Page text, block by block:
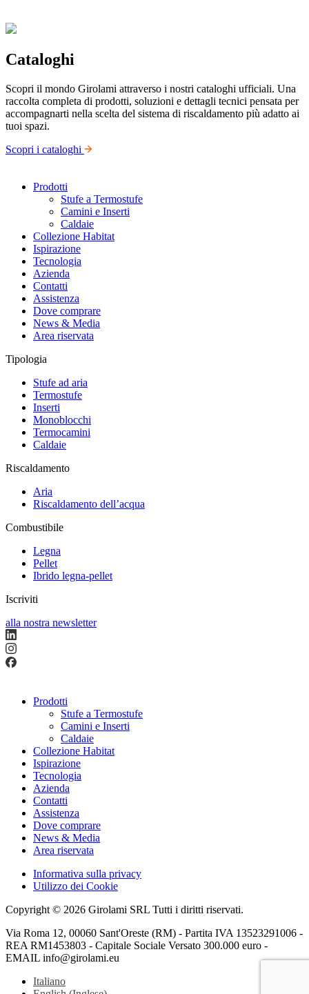
Cataloghi
Scopri il mondo Girolami attraverso i nostri cataloghi ufficiali. Una
raccolta completa di prodotti, soluzioni e dettagli tecnici pensata per
accompagnarti nella scelta del sistema di riscaldamento più adatto ai
tuoi spazi.
Scopri i cataloghi
Prodotti
Stufe a Termostufe
Camini e Inserti
Caldaie
Collezione Habitat
Ispirazione
Tecnologia
Azienda
Contatti
Assistenza
Dove comprare
News & Media
Area riservata
Tipologia
Stufe ad aria
Termostufe
Inserti
Monoblocchi
Termocamini
Caldaie
Riscaldamento
Aria
Riscaldamento dell’acqua
Combustibile
Legna
Pellet
Ibrido legna-pellet
Iscriviti
alla nostra newsletter
Prodotti
Stufe a Termostufe
Camini e Inserti
Caldaie
Collezione Habitat
Ispirazione
Tecnologia
Azienda
Contatti
Assistenza
Dove comprare
News & Media
Area riservata
Informativa sulla privacy
Utilizzo dei Cookie
Copyright © 2026 Girolami SRL Tutti i diritti riservati.
Via Roma 12, 00060 Sant'Oreste (RM) - Partita IVA 13523291006 -
REA RM1453803 - Capitale Sociale Versato 300.000 euro -
EMAIL info@girolami.eu
Italiano